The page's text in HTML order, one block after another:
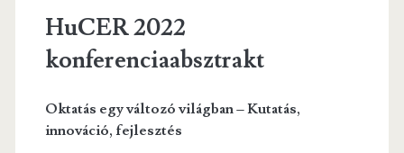
HuCER 2022
konferenciaabsztrakt
Oktatás egy változó világban – Kutatás,
innováció, fejlesztés